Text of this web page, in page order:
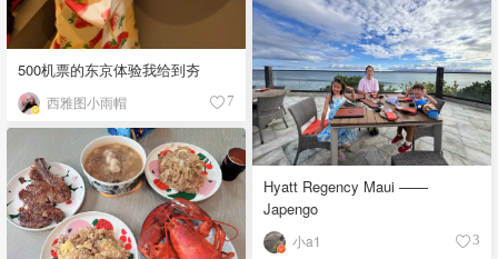
500机票的东京体验我给到夯
西雅图小雨帽 7
Hyatt Regency Maui ——
Japengo
小a1 3